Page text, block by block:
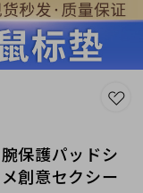
保護パッドシ
創意セクシー